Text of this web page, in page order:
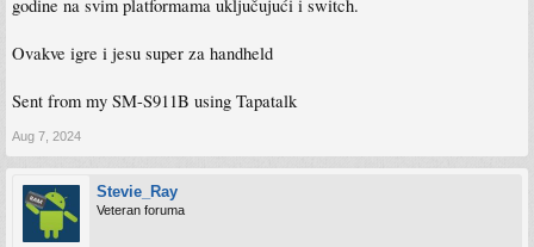
godine na svim platformama uključujući i switch.
Ovakve igre i jesu super za handheld
Sent from my SM-S911B using Tapatalk
Aug 7, 2024
Stevie_Ray
Veteran foruma